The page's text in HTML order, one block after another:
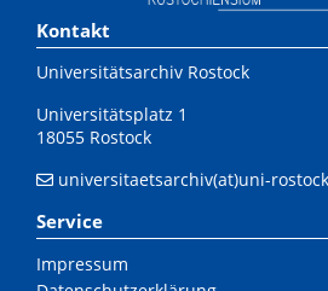
Kontakt
Universitätsarchiv Rostock
Universitätsplatz 1
18055 Rostock
universitaetsarchiv(at)uni-
Service
Impressum